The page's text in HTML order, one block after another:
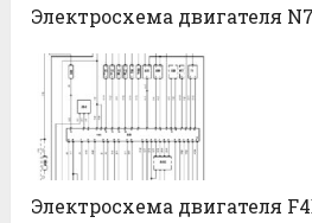
Электросхема двигателя
Электросхема двигателя